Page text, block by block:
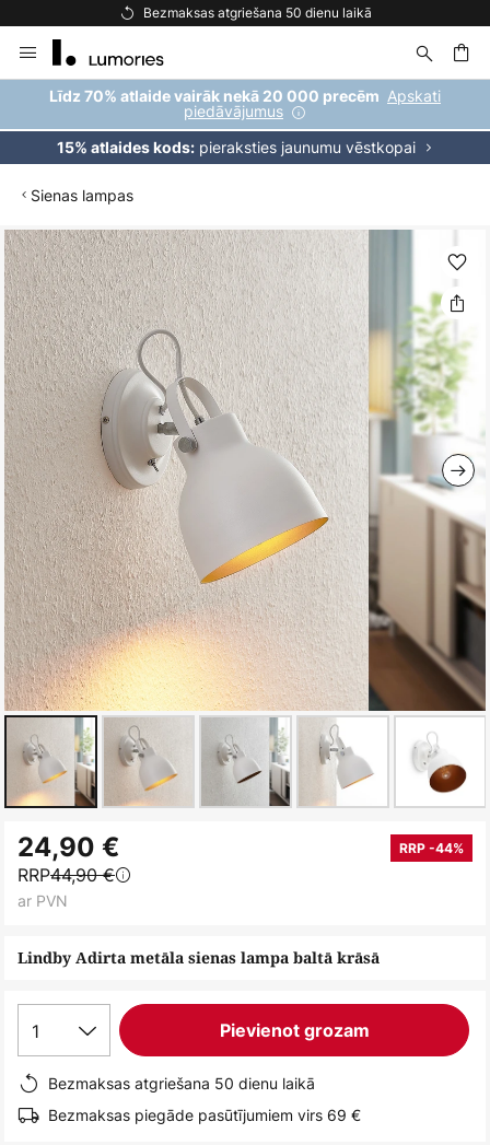
Bezmaksas atgriešana 50 dienu laikā
to
Content
Līdz 70% atlaide vairāk nekā 20 000 precēm Apskati
piedāvājumus
15% atlaides kods:pieraksties jaunumu vēstkopai
Sienas lampas
Iet
uz
galerijas
beigām
uz
galerijas
sākumu
Lindby Adirta metāla sienas lampa baltā krāsā
24,90 € RRP -44%
RRP44,90 €
ar PVN
1 Pievienot grozam
Bezmaksas atgriešana 50 dienu laikā
Bezmaksas piegāde pasūtījumiem virs 69 €